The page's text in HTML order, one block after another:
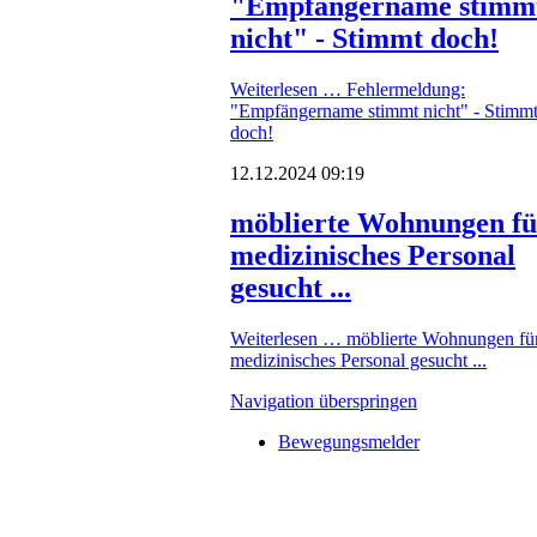
nicht" - Stimmt doch!
Weiterlesen … Fehlermeldung:
"Empfängername stimmt nicht" - Stimmt
doch!
12.12.2024 09:19
möblierte Wohnungen
medizinisches Personal
gesucht ...
Weiterlesen … möblierte Wohnungen
medizinisches Personal gesucht ...
Navigation überspringen
Bewegungsmelder